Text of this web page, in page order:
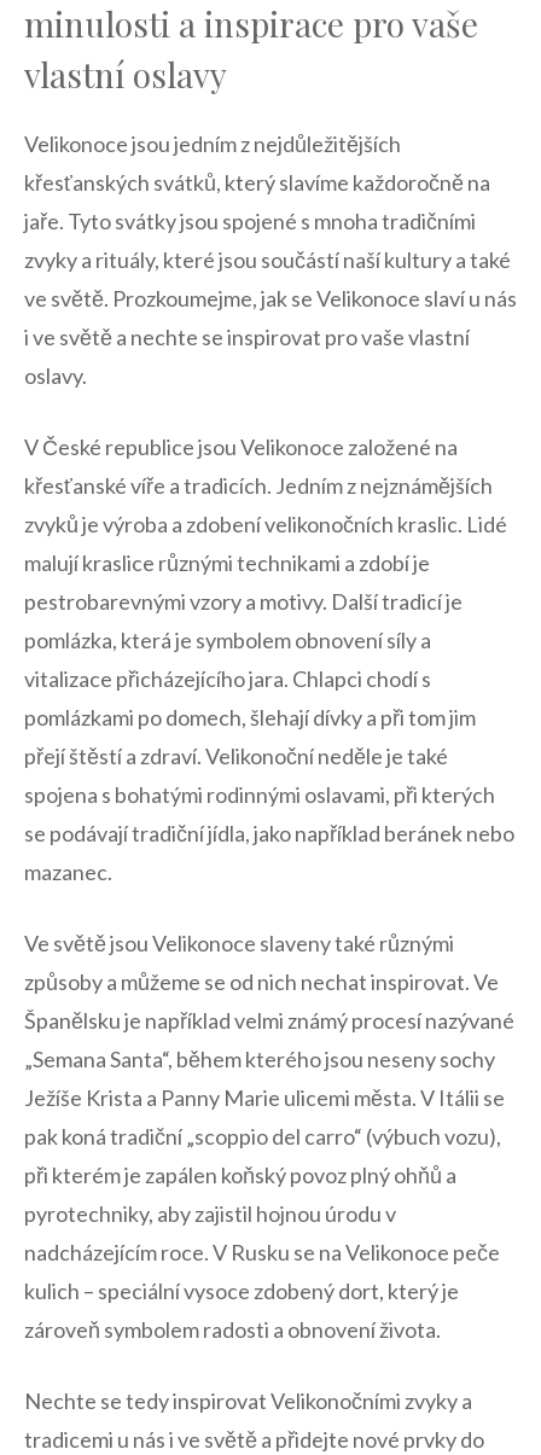
minulosti a inspirace pro‌ vaše
vlastní⁣ oslavy
Velikonoce ‌jsou jedním z ⁤nejdůležitějších⁢
křesťanských svátků, ‌který slavíme‌ každoročně na
⁢jaře. Tyto ⁤svátky⁤ jsou spojené s mnoha tradičními
⁢zvyky a‍ rituály, které jsou ‍součástí ‌naší kultury a⁣ také
ve světě.​ Prozkoumejme, jak se Velikonoce⁢ slaví u ‍nás
i ve světě⁣ a⁣ nechte se inspirovat ⁢pro​ vaše vlastní
oslavy.
V České republice jsou ⁢Velikonoce založené ‍na
‌křesťanské víře​ a tradicích.⁣ Jedním z nejznámějších‍
zvyků je výroba a zdobení velikonočních kraslic. Lidé
malují kraslice ⁤různými⁢ technikami⁣ a zdobí ‍je
pestrobarevnými vzory ‍a⁤ motivy. Další‍ tradicí je
pomlázka, ‍která je ‍symbolem obnovení​ síly‌ a
vitalizace⁤ přicházejícího ⁢jara.‍ Chlapci chodí s
pomlázkami po domech, šlehají​ dívky a při tom jim
přejí ‍štěstí a zdraví.‍ Velikonoční neděle je také⁤
spojena‍ s bohatými rodinnými oslavami,‌ při kterých
se​ podávají tradiční ‍jídla, jako například beránek‍ nebo
⁤mazanec.
Ve světě jsou ‍Velikonoce slaveny také různými
‍způsoby a můžeme se od nich nechat inspirovat. Ve
Španělsku‌ je například velmi známý procesí nazývané
„Semana ⁣Santa“, během‌ kterého jsou⁣ neseny sochy
Ježíše Krista a Panny Marie ulicemi⁢ města. V Itálii se
pak ​koná tradiční „scoppio del​ carro“‌ (výbuch vozu),
při kterém je zapálen koňský povoz plný⁣ ohňů‌ a
pyrotechniky, aby ​zajistil hojnou úrodu ⁢v
nadcházejícím roce. V Rusku se na Velikonoce peče
kulich – speciální⁢ vysoce zdobený dort, který je
zároveň symbolem radosti a⁢ obnovení ⁤života. ​
Nechte⁤ se tedy​ inspirovat​ Velikonočními zvyky a
tradicemi u ​nás i ‍ve světě‌ a přidejte⁢ nové prvky ‍do​